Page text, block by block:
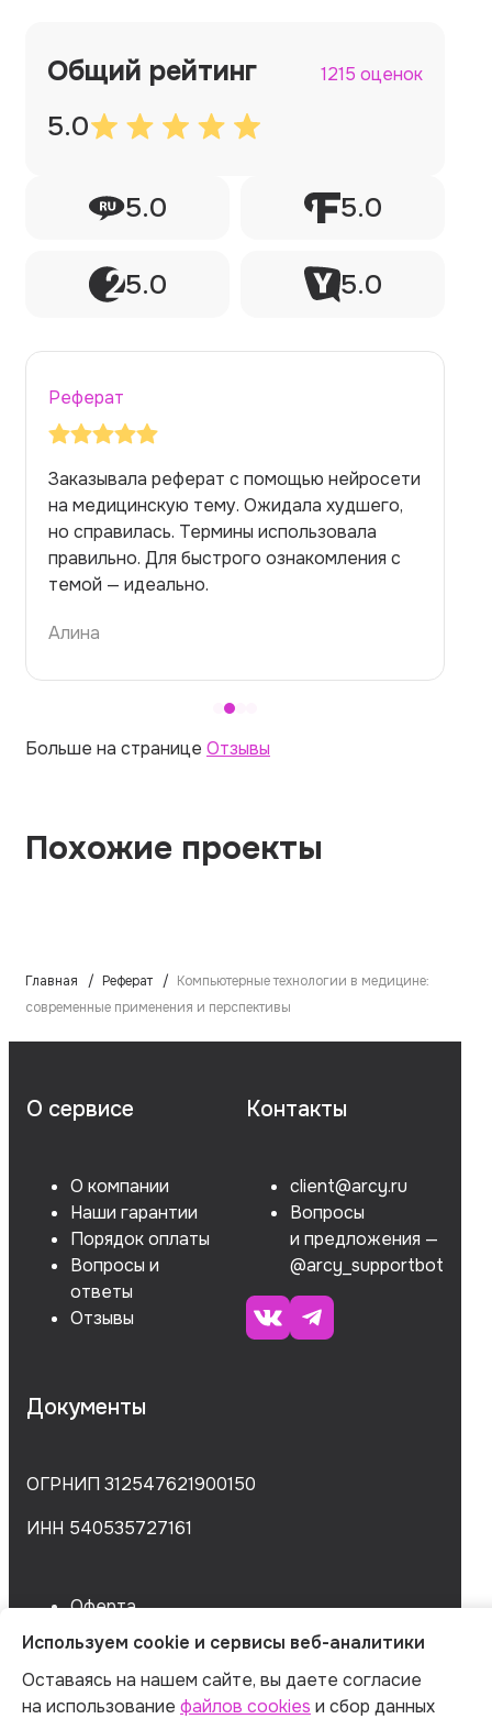
Общий рейтинг 1215 оценок
5.0
5.0 5.0
5.0 5.0
Реферат
Заказывала реферат с помощью нейросети
на медицинскую тему. Ожидала худшего,
но справилась. Термины использовала
правильно. Для быстрого ознакомления с
темой — идеально.
Алина
Больше на странице Отзывы
Похожие проекты
Главная Реферат
Компьютерные технологии в медицине:
современные применения и перспективы
О сервисе
О компании
Наши гарантии
Порядок оплаты
Вопросы и
ответы
Отзывы
Контакты
client@arcy.ru
Вопросы
и предложения —
@arcy_supportbot
Документы
ОГРНИП 312547621900150
ИНН 540535727161
Оферта
Политика обработки персональных данных
Согласие на обработку данных
Согласие на сбор данных
Используем cookie и сервисы веб-аналитики
Оставаясь на нашем сайте, вы даете согласие
на использование файлов cookies и сбор данных